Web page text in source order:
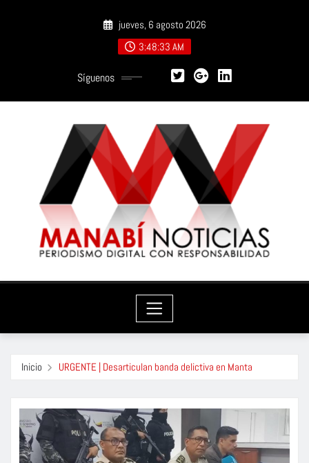
jueves, 6 agosto 2026
3:48:34 AM
Síguenos
Inicio URGENTE | Desarticulan banda delictiva en Manta